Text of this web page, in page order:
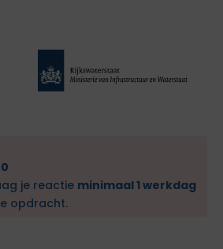
je reactie minimaal 1 werkdag
opdracht.